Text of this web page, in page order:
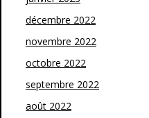
décembre 2022
novembre 2022
octobre 2022
septembre 2022
août 2022